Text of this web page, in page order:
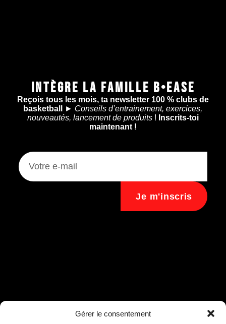
Gérer le consentement
INTÈGRE LA FAMILLE B•EASE
Reçois tous les mois, ta newsletter 100 % clubs de
basketball
► Conseils d’entrainement, exercices,
nouveautés, lancement de produits! Inscrits-toi
maintenant !
Je m'inscris